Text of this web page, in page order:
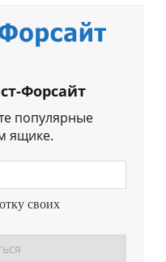
Форсайт
популярные
ящике.
своих